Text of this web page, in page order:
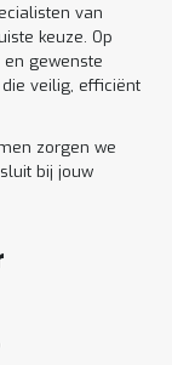
van
keuze. Op
gewenste
veilig, efficiënt
zorgen we
bij jouw